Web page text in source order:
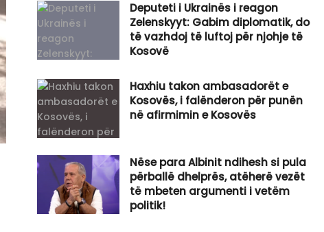
​Deputeti i Ukrainës i reagon
Zelenskyyt: Gabim diplomatik, do
të vazhdoj të luftoj për njohje të
Kosovë
Haxhiu takon ambasadorët e
Kosovës, i falënderon për punën
në afirmimin e Kosovës
Nëse para Albinit ndihesh si pula
përballë dhelprës, atëherë vezët
të mbeten argumenti i vetëm
politik!